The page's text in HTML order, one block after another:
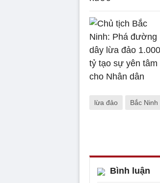
lừa đảo Bắc Ninh
Bình luận